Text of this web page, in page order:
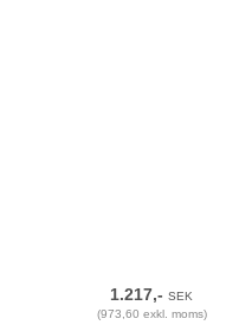
1.217,-SEK
(973,60 exkl. moms)